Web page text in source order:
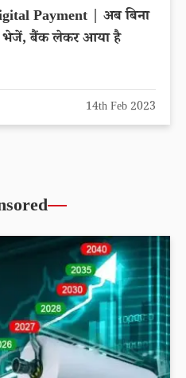
Payment | अब बिना
भेजें, बैंक लेकर आया है
14th Feb 2023